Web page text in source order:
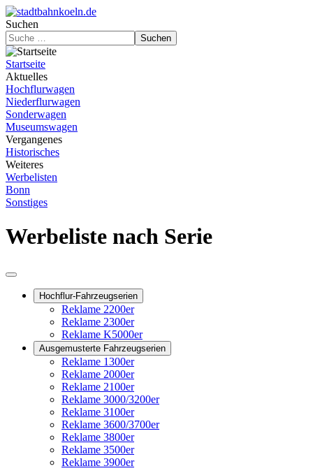
Suchen
Suchen
Startseite
Aktuelles
Hochflurwagen
Niederflurwagen
Sonderwagen
Museumswagen
Vergangenes
Historisches
Weiteres
Werbelisten
Bonn
Sonstiges
Werbeliste nach Serie
Hochflur-Fahrzeugserien
Reklame 2200er
Reklame 2300er
Reklame K5000er
Ausgemusterte Fahrzeugserien
Reklame 1300er
Reklame 2000er
Reklame 2100er
Reklame 3000/3200er
Reklame 3100er
Reklame 3600/3700er
Reklame 3800er
Reklame 3500er
Reklame 3900er